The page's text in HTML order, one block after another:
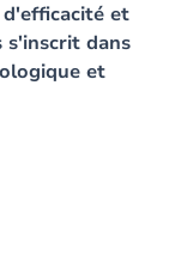
et
s'inscrit dans
et